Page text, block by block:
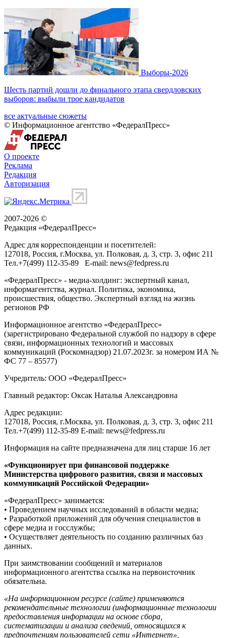
Выборы-2026
Шесть партий дошли до финального этапа свердловских
выборов: выбыли трое кандидатов
все актуальные сюжеты
© Информационное агентство «ФедералПресс»
О проекте
Реклама
Редакция
Авторизация
2007-2026 ©
Редакция «ФедералПресс»
Адрес для корреспонденции и посетителей:
127018, Россия, г.Москва, ул. Полковая, д. 3, стр. 3, офис 211
Тел.+7(499) 112-35-89 E-mail: news@fedpress.ru
«ФедералПресс» - медиа-холдинг: экспертный канал,
информагентства, журнал. Политика, экономика,
происшествия, общество. Экспертный взгляд на жизнь
регионов РФ
Информационное агентство «ФедералПресс»
(зарегистрировано Федеральной службой по надзору в сфере
связи, информационных технологий и массовых
коммуникаций (Роскомнадзор) 21.07.2023г. за номером ИА №
ФС 77 – 85577)
Учредитель: ООО «ФедералПресс»
Главный редактор: Оксак Наталья Александровна
Адрес редакции:
127018, Россия, г.Москва, ул. Полковая, д. 3, стр. 3, офис 211
Тел.+7(499) 112-35-89 E-mail: news@fedpress.ru
Информация на сайте предназначена для лиц старше 16 лет
«Функционирует при финансовой поддержке
Министерства цифрового развития, связи и массовых
коммуникаций Российской Федерации»
«ФедералПресс» занимается:
• Проведением научных исследований в области медиа;
• Разработкой приложений для обучения специалистов в
сфере медиа и госслужбы;
• Осуществляет деятельность по созданию различных баз
данных.
При заимствовании сообщений и материалов
информационного агентства ссылка на первоисточник
обязательна.
«На информационном ресурсе (сайте) применяются
рекомендательные технологии (информационные технологии
предоставления информации на основе сбора,
систематизации и анализа сведений, относящихся к
предпочтениям пользователей сети «Интернет»,